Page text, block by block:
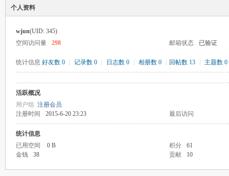
个人资料
wjun(UID: 345)
空间访问量
298 邮箱状态 已验证
统计信息 好友数 0 记录数 0 日志数 0 相册数 0 回帖数 13 主题数 0
活跃概况
用户组 注册会员
注册时间
2015-6-20 23:23 最后访问
统计信息
已用空间
0 B 积分
61
金钱
38 贡献 10